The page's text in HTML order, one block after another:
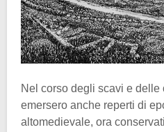
Nel corso degli scavi e delle
emersero anche reperti di
altomedievale, ora